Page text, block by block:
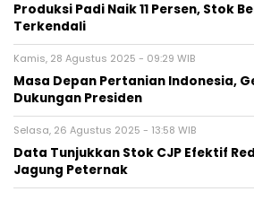
Produksi Padi Naik 11 Persen, Stok
Terkendali
Kamis, 28 Agustus 2025 - 09:29 WIB
Masa Depan Pertanian Indonesia,
Dukungan Presiden
Selasa, 26 Agustus 2025 - 13:58 WIB
Data Tunjukkan Stok CJP Efektif
Jagung Peternak